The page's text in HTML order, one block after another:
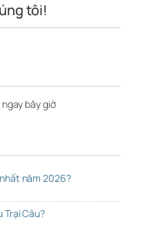
tôi!
bây giờ
năm 2026?
Trại Câu?